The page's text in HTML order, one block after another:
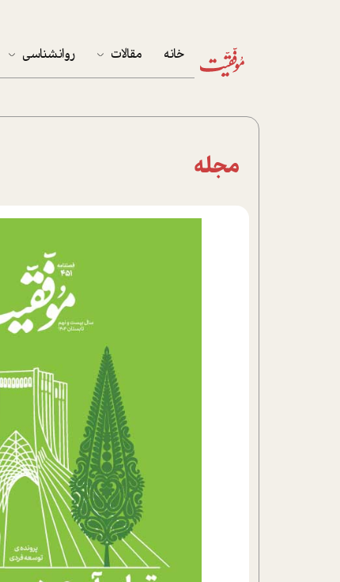
خانه مقالات
تحلیل فیلم
شیوانا
داستان
روانشناسی
مجله